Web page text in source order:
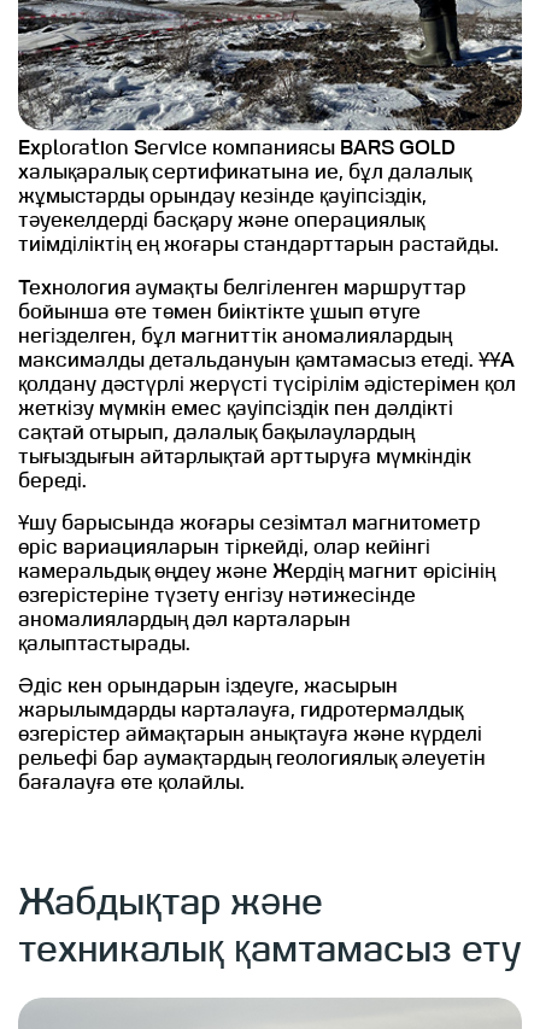
Exploration Service компаниясы BARS GOLD
халықаралық сертификатына ие, бұл далалық
жұмыстарды орындау кезінде қауіпсіздік,
тәуекелдерді басқару және операциялық
тиімділіктің ең жоғары стандарттарын растайды.
Технология аумақты белгіленген маршруттар
бойынша өте төмен биіктікте ұшып өтуге
негізделген, бұл магниттік аномалиялардың
максималды детальдануын қамтамасыз етеді. ҰҰА
қолдану дәстүрлі жерүсті түсірілім әдістерімен қол
жеткізу мүмкін емес қауіпсіздік пен дәлдікті
сақтай отырып, далалық бақылаулардың
тығыздығын айтарлықтай арттыруға мүмкіндік
береді.
Ұшу барысында жоғары сезімтал магнитометр
өріс вариацияларын тіркейді, олар кейінгі
камеральдық өңдеу және Жердің магнит өрісінің
өзгерістеріне түзету енгізу нәтижесінде
аномалиялардың дәл карталарын
қалыптастырады.
Әдіс кен орындарын іздеуге, жасырын
жарылымдарды карталауға, гидротермалдық
өзгерістер аймақтарын анықтауға және күрделі
рельефі бар аумақтардың геологиялық әлеуетін
бағалауға өте қолайлы.
Жабдықтар және
техникалық қамтамасыз ету